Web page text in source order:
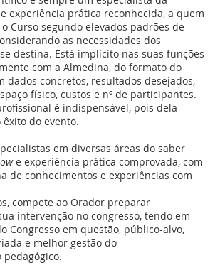
e experiência prática reconhecida, a quem
Curso segundo elevados padrões de
as necessidades dos
destina. Está implícito nas suas funções
com a Almedina, do formato do
dados concretos, resultados desejados,
físico, custos e nº de participantes.
é indispensável, pois dela
do evento.
em diversas áreas do saber
e experiência prática comprovada, com
de conhecimentos e experiências com
compete ao Orador preparar
intervenção no congresso, tendo em
Congresso em questão, público-alvo,
e melhor gestão do